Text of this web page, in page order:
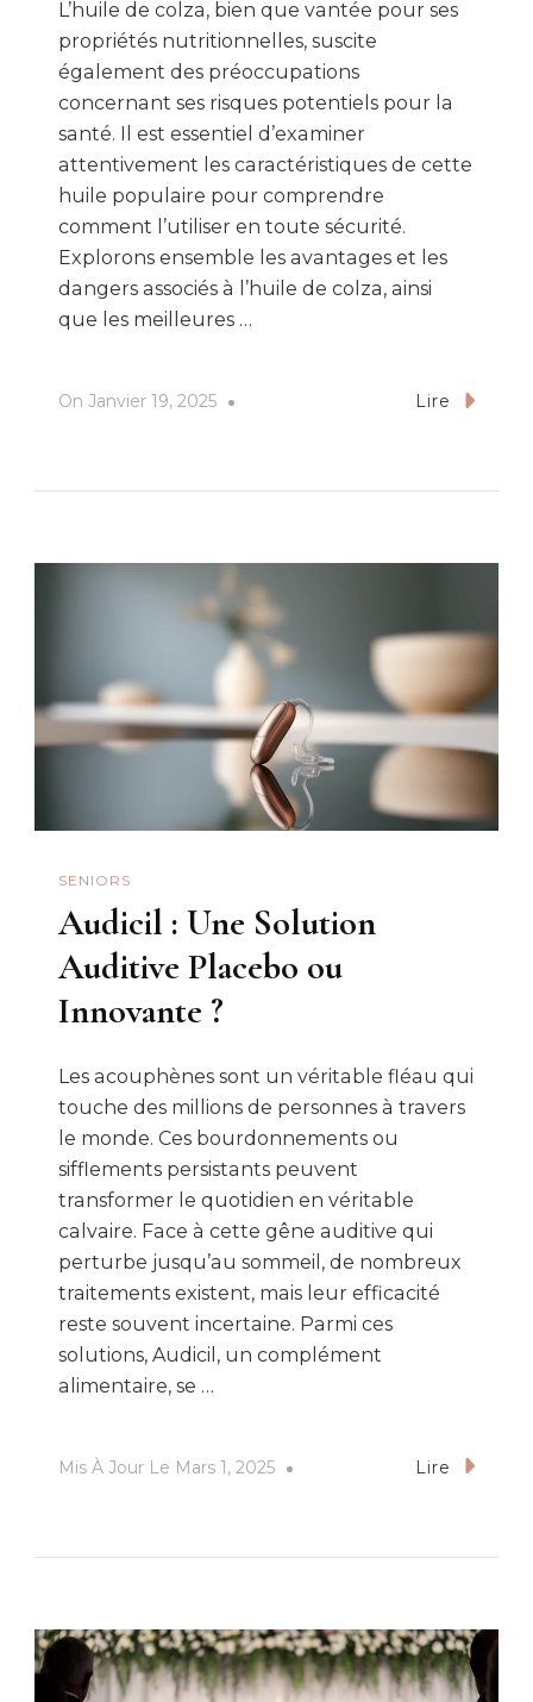
L’huile de colza, bien que vantée pour ses
propriétés nutritionnelles, suscite
également des préoccupations
concernant ses risques potentiels pour la
santé. Il est essentiel d’examiner
attentivement les caractéristiques de cette
huile populaire pour comprendre
comment l’utiliser en toute sécurité.
Explorons ensemble les avantages et les
dangers associés à l’huile de colza, ainsi
que les meilleures …
On Janvier 19, 2025 Lire
SENIORS
Audicil : Une Solution
Auditive Placebo ou
Innovante ?
Les acouphènes sont un véritable fléau qui
touche des millions de personnes à travers
le monde. Ces bourdonnements ou
sifflements persistants peuvent
transformer le quotidien en véritable
calvaire. Face à cette gêne auditive qui
perturbe jusqu’au sommeil, de nombreux
traitements existent, mais leur efficacité
reste souvent incertaine. Parmi ces
solutions, Audicil, un complément
alimentaire, se …
Mis À Jour Le Mars 1, 2025 Lire